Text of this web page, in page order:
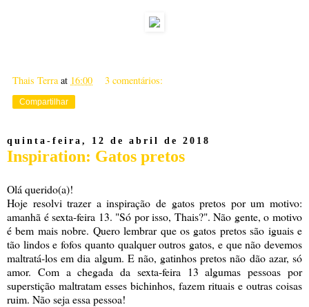
Thais Terra at 16:00 3 comentários:
Compartilhar
quinta-feira, 12 de abril de 2018
Inspiration: Gatos pretos
Olá querido(a)!
Hoje resolvi trazer a inspiração de gatos pretos por um motivo:
amanhã é sexta-feira 13. "Só por isso, Thais?". Não gente, o motivo
é bem mais nobre. Quero lembrar que os gatos pretos são iguais e
tão lindos e fofos quanto qualquer outros gatos, e que não devemos
maltratá-los em dia algum. E não, gatinhos pretos não dão azar, só
amor. Com a chegada da sexta-feira 13 algumas pessoas por
superstição maltratam esses bichinhos, fazem rituais e outras coisas
ruim. Não seja essa pessoa!